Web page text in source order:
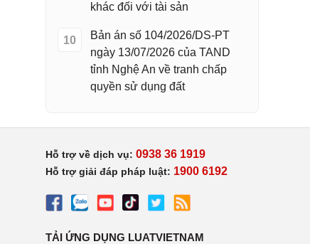
khác đối với tài sản
10
Bản án số 104/2026/DS-PT
ngày 13/07/2026 của TAND
tỉnh Nghệ An về tranh chấp
quyền sử dụng đất
Hỗ trợ về dịch vụ: 0938 36 1919
Hỗ trợ giải đáp pháp luật: 1900 6192
TẢI ỨNG DỤNG LUATVIETNAM